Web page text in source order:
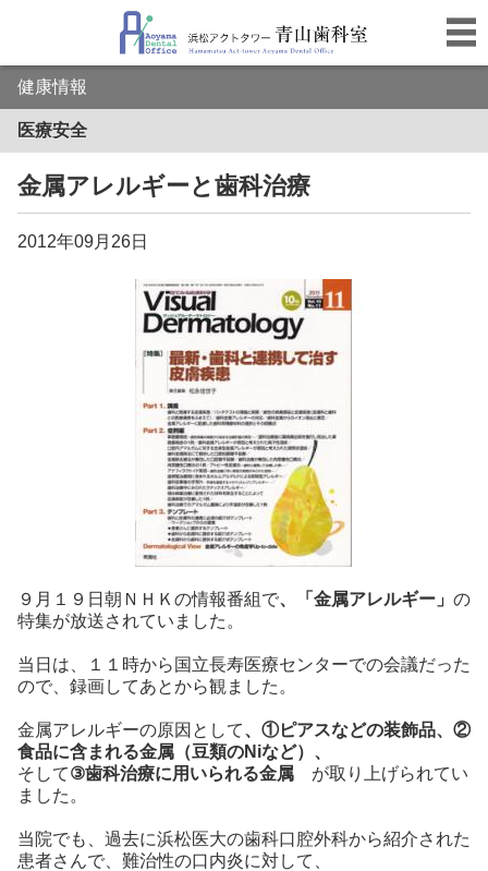
健康情報
医療安全
金属アレルギーと歯科治療
2012年09月26日
９月１９日朝ＮＨＫの情報番組で、「金属アレルギー」 の
特集が放送されていました。
当日は、１１時から国立長寿医療センターでの会議だった
ので、録画してあとから観ました。
金属アレルギーの原因として、①ピアスなどの装飾品、②
食品に含まれる金属（豆類のNiなど）、
そして③歯科治療に用いられる金属 が取り上げられてい
ました。
当院でも、過去に浜松医大の歯科口腔外科から紹介された
患者さんで、難治性の口内炎に対して、